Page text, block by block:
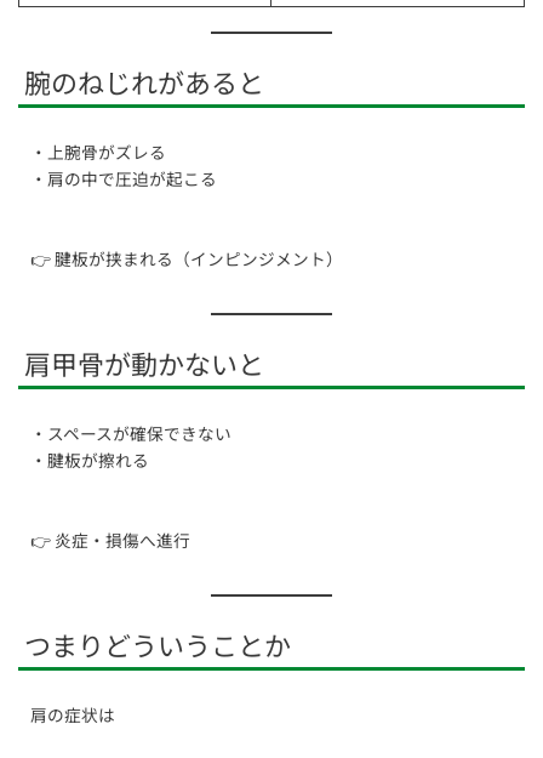
腕のねじれがあると
・上腕骨がズレる
・肩の中で圧迫が起こる
👉 腱板が挟まれる（インピンジメント）
肩甲骨が動かないと
・スペースが確保できない
・腱板が擦れる
👉 炎症・損傷へ進行
つまりどういうことか
肩の症状は